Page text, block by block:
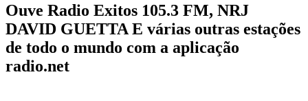
Ouve Radio Exitos 105.3 FM, NRJ
DAVID GUETTA E várias outras estações
de todo o mundo com a aplicação
radio.net